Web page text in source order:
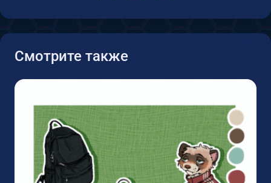
Смотрите также